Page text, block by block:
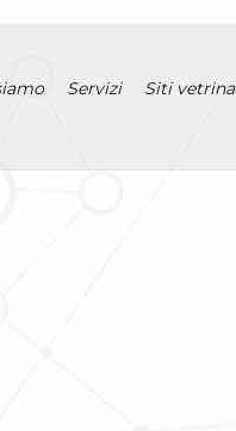
Servizi Siti vetrina